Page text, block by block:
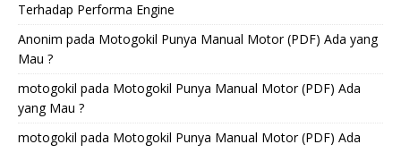
Terhadap Performa Engine
Anonim pada Motogokil Punya Manual Motor (PDF) Ada yang
Mau ?
motogokil pada Motogokil Punya Manual Motor (PDF) Ada
yang Mau ?
motogokil pada Motogokil Punya Manual Motor (PDF) Ada